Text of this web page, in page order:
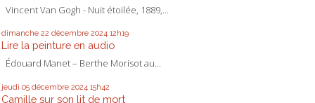
Vincent Van Gogh - Nuit étoilée, 1889,...
dimanche 22 décembre 2024 12h19
Lire la peinture en audio
Édouard Manet – Berthe Morisot au...
jeudi 05 décembre 2024 15h42
Camille sur son lit de mort